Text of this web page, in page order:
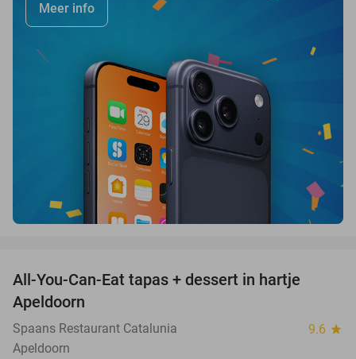
Meer info
All-You-Can-Eat tapas + dessert in hartje
Apeldoorn
Spaans Restaurant Catalunia 9.6 star
Apeldoorn